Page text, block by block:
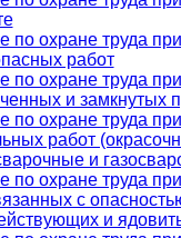
по охране труда
работ
по охране труда
и замкнутых
по охране труда
работ
и
по охране труда
с
и